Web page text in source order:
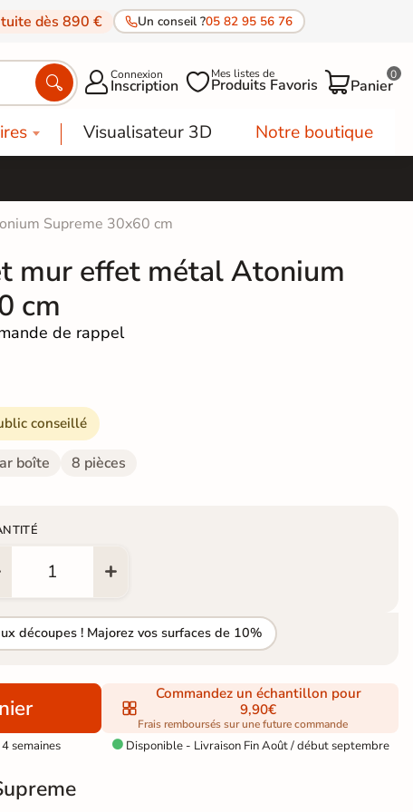
dès 890 € Un conseil ?05 82 95 56 76
 Connexion
Inscription Mes listes de
Produits Favoris Panier
0
Visualisateur 3D Notre boutique
Supreme 30x60 cm
mur effet métal Atonium
cm
de rappel
conseillé
boîte 8 pièces
découpes ! Majorez vos surfaces de 10%
semaines
Commandez un échantillon pour
9,90€
Frais remboursés sur une future commande
Disponible - Livraison Fin Août / début septembre